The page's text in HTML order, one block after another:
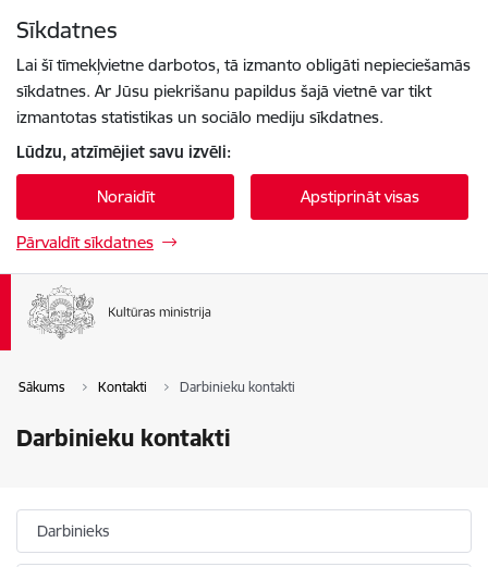
Sīkdatnes
Lai šī tīmekļvietne darbotos, tā izmanto obligāti nepieciešamās
sīkdatnes. Ar Jūsu piekrišanu papildus šajā vietnē var tikt
izmantotas statistikas un sociālo mediju sīkdatnes.
Lūdzu, atzīmējiet savu izvēli:
Noraidīt Apstiprināt visas
Pārvaldīt sīkdatnes
Sākums Kontakti Darbinieku kontakti
Darbinieku kontakti
Darbinieks